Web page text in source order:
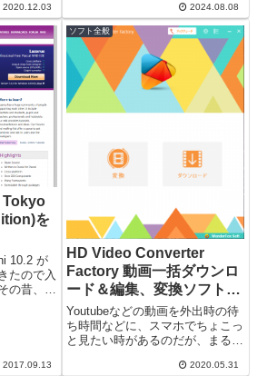
クに勝手
2020.12.03
生しました。Script errorｈｔ...
2024.08.08
Tokyo
を
10.2 が
たので入
の昔、仕
2017.09.13
ソフト全般
HD Video Converter
Factory 動画一括ダウンロ
ード＆編集、変換ソフトを
使ってみたらフリー（機能
限定版）でも結構使えたの
でレビュー インストール
Youtubeなどの動画を外出時の待
ち時間などに、スマホでちょこっ
と見たい時があるのだが、まるむ
が気になってそうもいきません。
2020.05.31